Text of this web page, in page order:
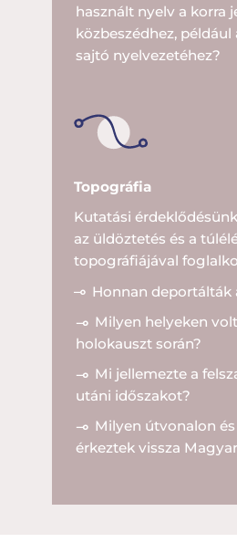
használt nyelv a korra
közbeszédhez, például
sajtó nyelvezetéhez?
Topográfia
Kutatási
az üldöztetés és a
topográfiájával
Honnan deportálták
Milyen helyeken
holokauszt során?
Mi jellemezte a
utáni időszakot?
Milyen útvonalon
érkeztek vissza